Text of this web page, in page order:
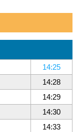
14:25
14:28
14:29
14:30
14:33